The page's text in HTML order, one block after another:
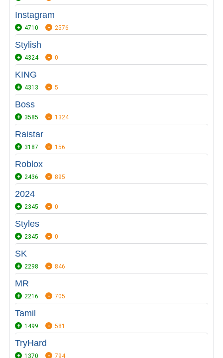
Instagram
4710 2576
Stylish
4324 0
KING
4313 5
Boss
3585 1324
Raistar
3187 156
Roblox
2436 895
2024
2345 0
Styles
2345 0
SK
2298 846
MR
2216 705
Tamil
1499 581
TryHard
1370 794